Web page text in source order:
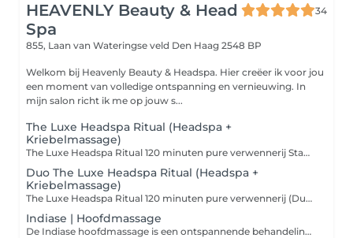
HEAVENLY Beauty & Head
Spa
34
855, Laan van Wateringse veld Den Haag 2548 BP
Welkom bij Heavenly Beauty & Headspa. Hier creëer ik voor jou
een moment van volledige ontspanning en vernieuwing. In
mijn salon richt ik me op jouw s...
The Luxe Headspa Ritual (Headspa +
Kriebelmassage)
The Luxe Headspa Ritual 120 minuten pure verwennerij Stap binnen in een wereld van luxe en sereniteit met onze 30 minuten Kriebelmassage, gevolgd door een 90 minuten Hemelse Headspa gecombineerd met ons Aroma Ritueel. 30 min Kriebelmassage: Een zachte, prikkelende aanraking die je zintuigen wekt en je geest verfrist. Dit speelse begin bereidt je voor op een ultiem ontspannen ervaring. 90 min Hemelse Headspa & Aroma Ritueel: Laat spanning en stress wegsmelten terwijl je hoofd, nek en schouders volledig tot rust komen dankzij verfijnde massagetechnieken. Geniet van een hoofdmassage met decolleté- en schoudermassage, een aangepast voedend masker en serum, stoombehandeling, hand- en armmassage en een verwarmend oogmasker, voor een compleet gevoel van diepe ontspanning en vernieuwing. Een exclusief moment: volledig aandacht voor jezelf, een luxueuze ervaring voor lichaam en geest. Reserveer nu The Luxe Headspa Ritual en geniet van 120 minuten ultiem welzijn.
Duo The Luxe Headspa Ritual (Headspa +
Kriebelmassage)
The Luxe Headspa Ritual 120 minuten pure verwennerij (Duo) Stap samen binnen in een wereld van luxe en sereniteit met onze 30 minuten Kriebelmassage, gevolgd door een 90 minuten Hemelse Headspa gecombineerd met ons Aroma Ritueel. 30 min Kriebelmassage: Een zachte, prikkelende aanraking die jullie zintuigen wekt en jullie geest verfrist. Dit speelse begin bereidt jullie voor op een ultiem ontspannen ervaring. 90 min Hemelse Headspa & Aroma Ritueel: Laat spanning en stress wegsmelten terwijl hoofd, nek en schouders volledig tot rust komen dankzij verfijnde massagetechnieken. Geniet van een hoofdmassage met decolleté- en schoudermassage, een aangepast voedend masker en serum, stoombehandeling, hand- en armmassage en een verwarmend oogmasker, voor een compleet gevoel van diepe ontspanning en vernieuwing. Een exclusief moment samen: volledig aandacht voor elkaar en voor jezelf, een luxueuze ervaring voor lichaam en geest.
Indiase | Hoofdmassage
De Indiase hoofdmassage is een ontspannende behandeling van hoofd, nek en schouders, uitgevoerd op droog haar zonder water. Door ritmische, zachte massagetechnieken wordt de doorbloeding gestimuleerd, spanningen verminderd en diepe ontspanning bevorderd. Deze massage helpt stress los te laten en laat u verfrist en ontspannen achter.